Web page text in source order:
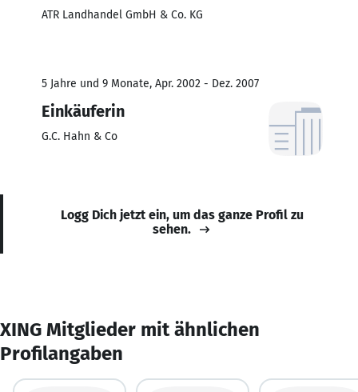
ATR Landhandel GmbH & Co. KG
5 Jahre und 9 Monate, Apr. 2002 - Dez. 2007
Einkäuferin
G.C. Hahn & Co
Logg Dich jetzt ein, um das ganze Profil zu
sehen.
XING Mitglieder mit ähnlichen
Profilangaben